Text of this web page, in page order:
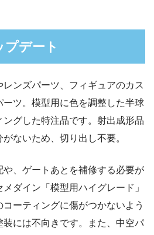
デート
レンズパーツ、フィギュアのカス
ーツ。模型用に色を調整した半球
グした特注品です。射出成形品
ないため、切り出し不要。
、ゲートあとを補修する必要が
ダイン「模型用ハイグレード」
ーティングに傷がつかないよう
には不向きです。また、中空パ